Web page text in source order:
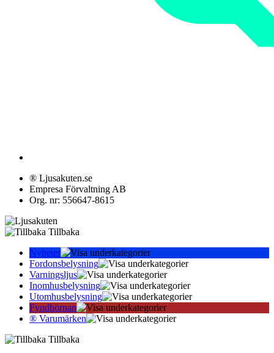
® Ljusakuten.se
Empresa Förvaltning AB
Org. nr: 556647-8615
Tillbaka
Nyheter
Fordonsbelysning
Varningsljus
Inomhusbelysning
Utomhusbelysning
Fyndhörnan
® Varumärken
Tillbaka